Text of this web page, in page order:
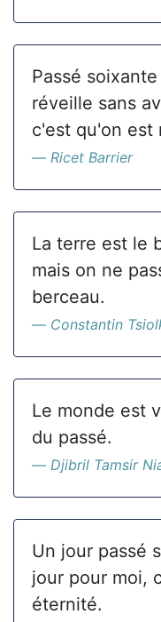
Passé
réveille sans
c'est qu'on est
Ricet Barrier
La terre est le
mais on ne
berceau.
Constantin
Le monde est
du passé.
Djibril Tamsir
Un jour passé
jour pour moi,
éternité.